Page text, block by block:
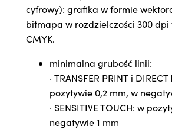
cyfrowy): grafika w formie
bitmapa w rozdzielczości 300 dpi
CMYK.
minimalna grubość linii:
· TRANSFER PRINT i DIRECT
pozytywie 0,2 mm, w
· SENSITIVE TOUCH: w
negatywie 1 mm